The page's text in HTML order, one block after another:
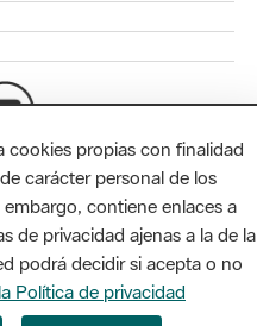
1a planta. Badajoz, 49.
xarxaparcs@diba.cat
cookies propias con finalidad
carácter personal de los
contiene enlaces a
de privacidad ajenas a la de la
podrá decidir si acepta o no
Política de privacidad